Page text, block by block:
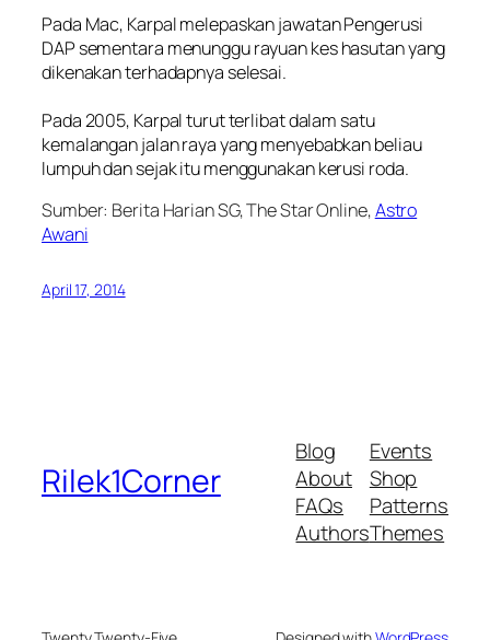
Pada Mac, Karpal melepaskan jawatan Pengerusi
DAP sementara menunggu rayuan kes hasutan yang
dikenakan terhadapnya selesai.
Pada 2005, Karpal turut terlibat dalam satu
kemalangan jalan raya yang menyebabkan beliau
lumpuh dan sejak itu menggunakan kerusi roda.
Sumber: Berita Harian SG, The Star Online,Astro
Awani
April 17, 2014
Rilek1Corner
Blog
About
FAQs
Authors
Events
Shop
Patterns
Themes